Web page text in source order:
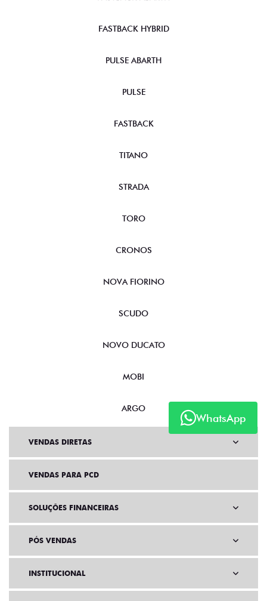
WhatsApp
FASTBACK HYBRID
PULSE ABARTH
PULSE
FASTBACK
TITANO
STRADA
TORO
CRONOS
NOVA FIORINO
SCUDO
NOVO DUCATO
MOBI
ARGO
VENDAS DIRETAS
VENDAS PARA PCD
SOLUÇÕES FINANCEIRAS
PÓS VENDAS
INSTITUCIONAL